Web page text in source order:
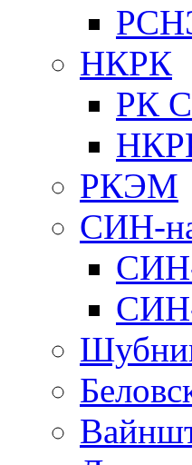
НКРК
РК
РКЭМ
СИН-